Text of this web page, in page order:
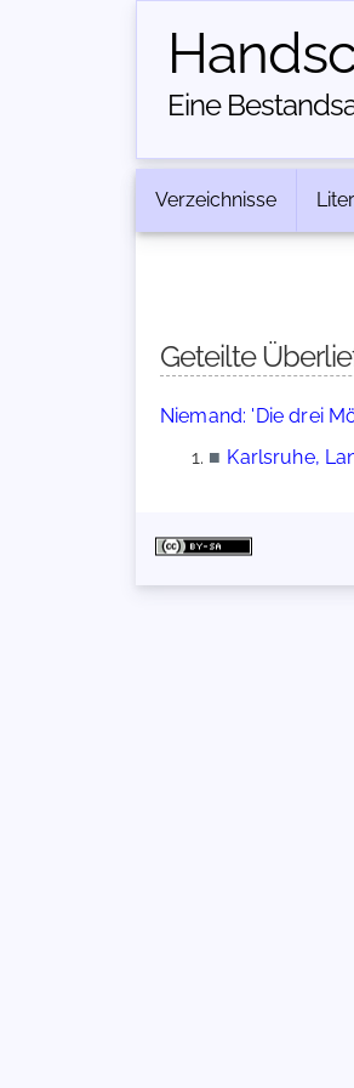
Eine
Verzeichnisse
Geteilte
Niemand: 'Die drei
■ Karlsruhe,